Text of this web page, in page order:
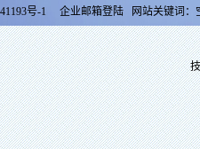
号-1 企业邮箱登陆网站关键词：